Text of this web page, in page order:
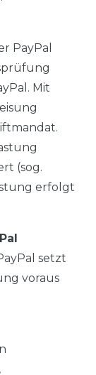
PayPal
Mit
(sog.
erfolgt
setzt
voraus